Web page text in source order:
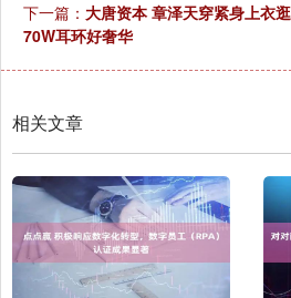
下一篇： 大唐资本 章泽天穿紧身上衣
70W耳环好奢华
相关文章